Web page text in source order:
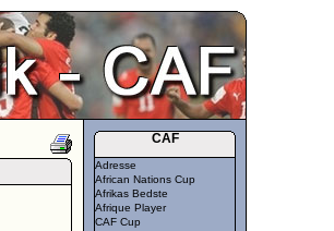
CAF
Adresse
African Nations Cup
Afrikas Bedste
Afrique Player
CAF Cup